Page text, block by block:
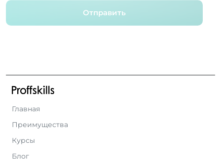
Отправить
Главная
Преимущества
Курсы
Блог